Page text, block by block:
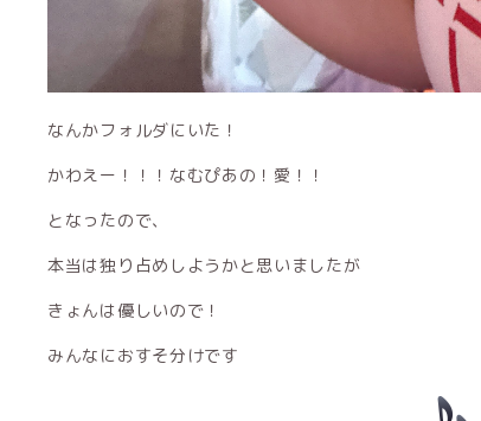
なんかフォルダにいた！
かわえー！！！なむぴあの！愛！！
となったので、
本当は独り占めしようかと思いましたが
きょんは優しいので！
みんなにおすそ分けです